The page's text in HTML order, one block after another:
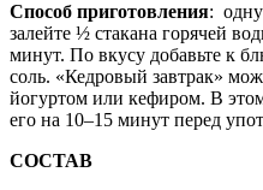
Способ приготовления:
залейте ½ стакана горячей
минут. По вкусу добавьте к
соль. «Кедровый завтрак»
йогуртом или кефиром. В
его на 10–15 минут перед
СОСТАВ